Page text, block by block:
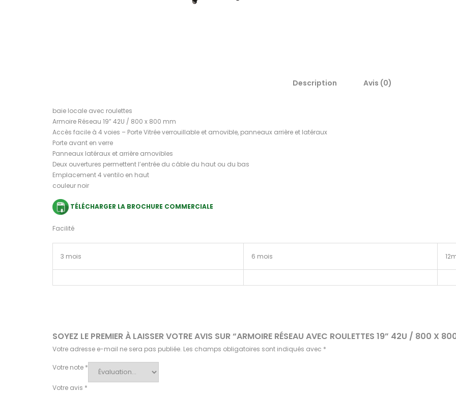
Description Avis (0)
baie locale avec roulettes
Armoire Réseau 19” 42U / 800 x 800 mm
Accès facile à 4 voies – Porte Vitrée verrouillable et amovible, panneaux arrière et latéraux
Porte avant en verre
Panneaux latéraux et arrière amovibles
Deux ouvertures permettent l’entrée du câble du haut ou du bas
Emplacement 4 ventilo en haut
couleur noir
TÉLÉCHARGER LA BROCHURE COMMERCIALE
Facilité
3 mois 6 mois
SOYEZ LE PREMIER À LAISSER VOTRE AVIS SUR “ARMOIRE RÉSEAU AVEC ROULETTES 19” 42U / 800 X
Votre adresse e-mail ne sera pas publiée. Les champs obligatoires sont indiqués avec *
Votre note *
Votre avis *